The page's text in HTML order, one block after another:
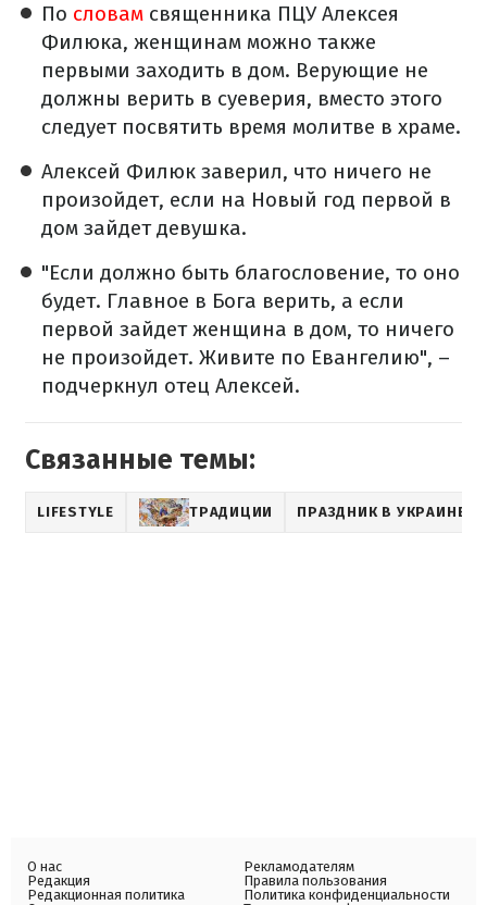
По словам священника ПЦУ Алексея
Филюка, женщинам можно также
первыми заходить в дом. Верующие не
должны верить в суеверия, вместо этого
следует посвятить время молитве в храме.
Алексей Филюк заверил, что ничего не
произойдет, если на Новый год первой в
дом зайдет девушка.
"Если должно быть благословение, то оно
будет. Главное в Бога верить, а если
первой зайдет женщина в дом, то ничего
не произойдет. Живите по Евангелию", –
подчеркнул отец Алексей.
Связанные темы:
LIFESTYLE ТРАДИЦИИ ПРАЗДНИК В УКРАИНЕ
О нас
Редакция
Редакционная политика
Рекламодателям
Правила пользования
Политика конфиденциальности